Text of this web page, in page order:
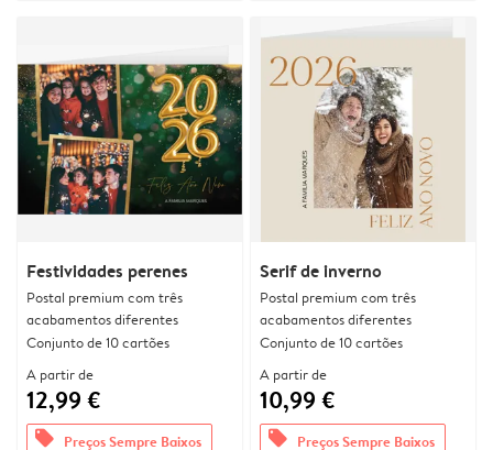
Festividades perenes
Postal premium com três
acabamentos diferentes
Conjunto de 10 cartões
A partir de
12,99 €
offers Preços Sempre Baixos
Serif de inverno
Postal premium com três
acabamentos diferentes
Conjunto de 10 cartões
A partir de
10,99 €
offers Preços Sempre Baixos